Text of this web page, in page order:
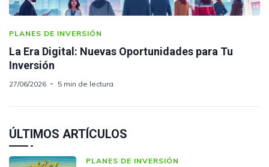
PLANES DE INVERSIÓN
La Era Digital: Nuevas Oportunidades para Tu
Inversión
27/06/2026 5 min de lectura
ÚLTIMOS ARTÍCULOS
PLANES DE INVERSIÓN